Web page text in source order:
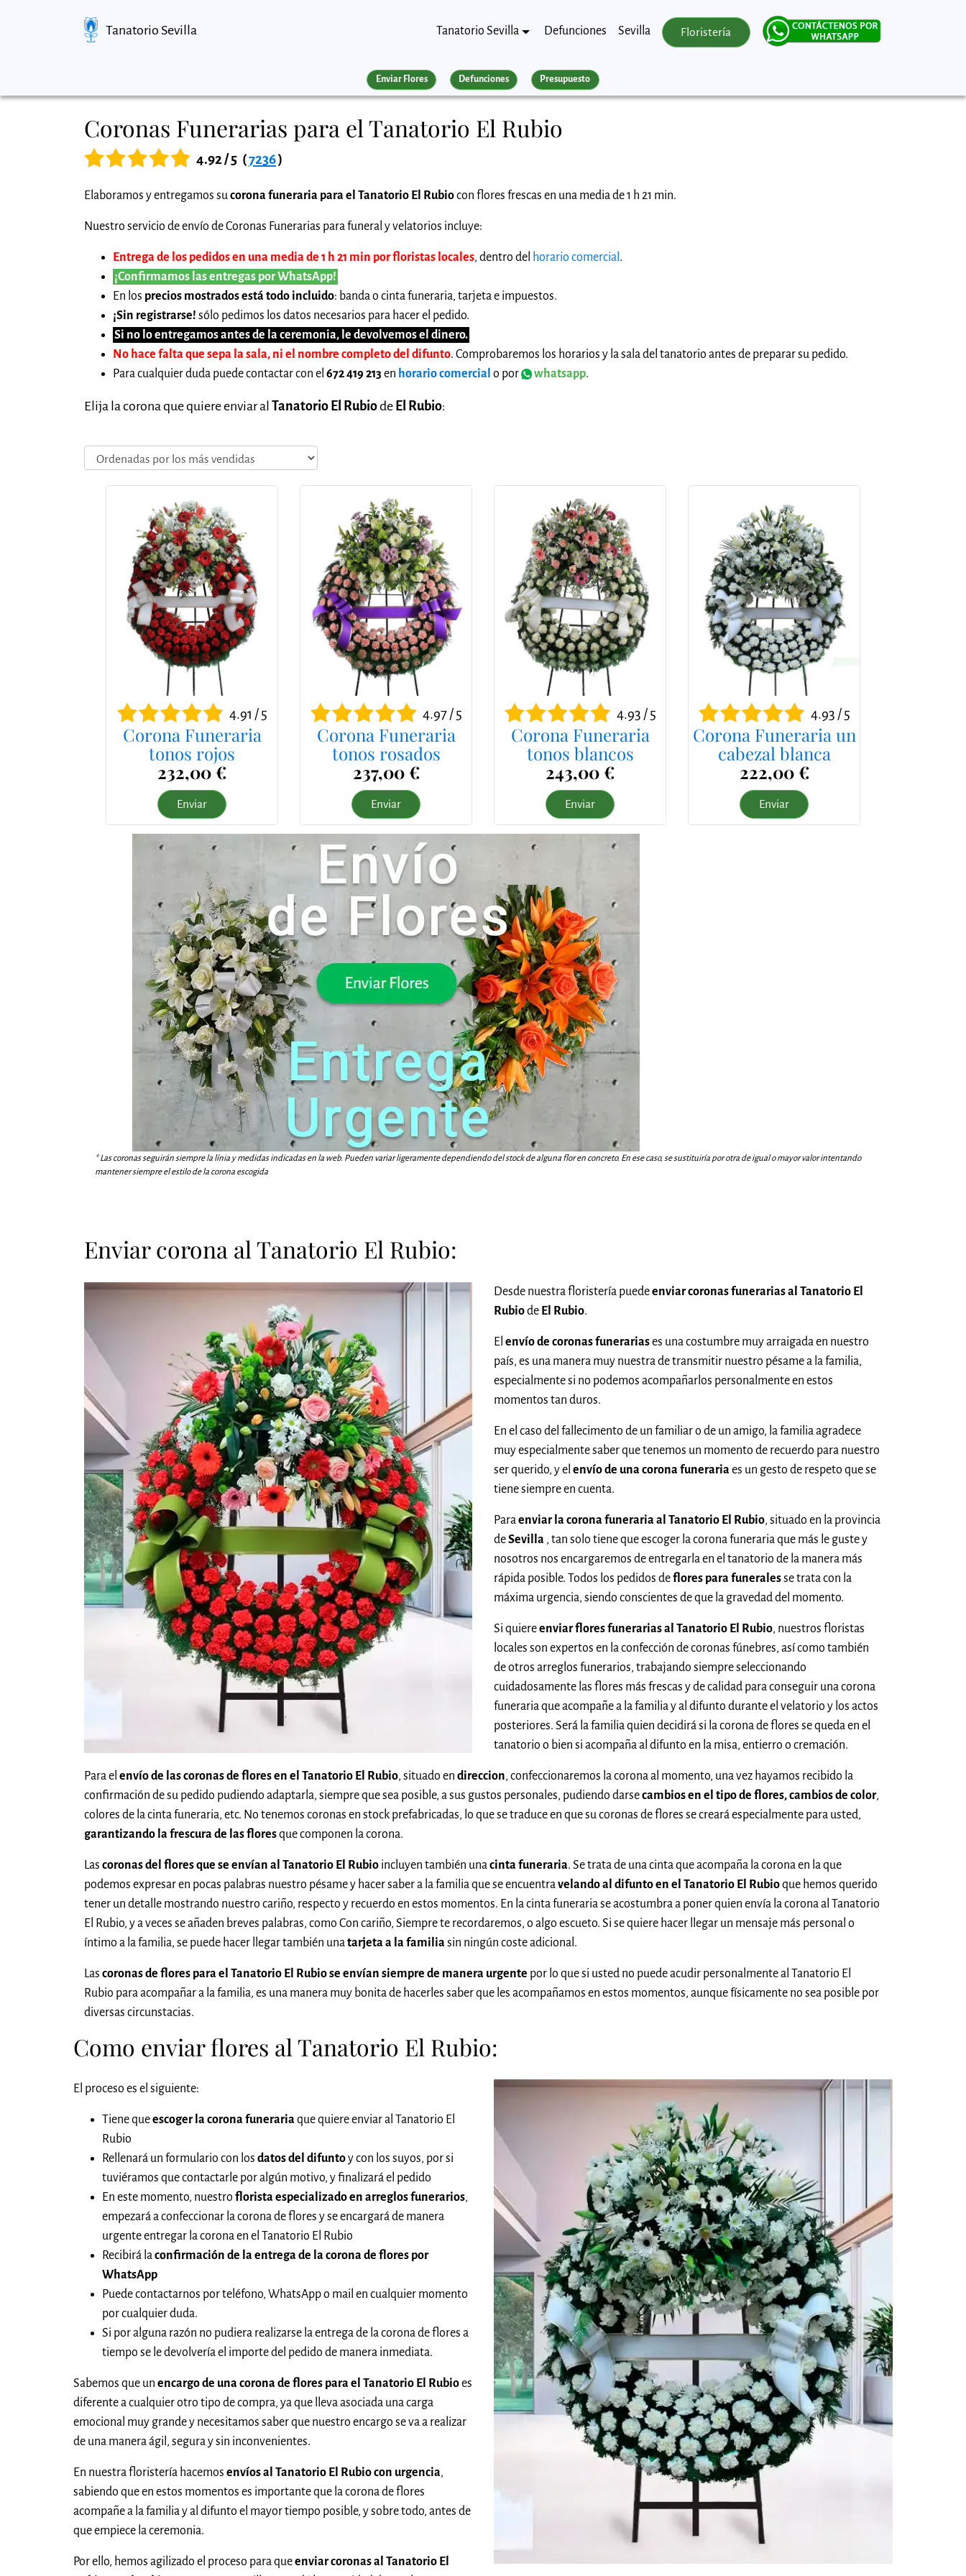
Tanatorio Sevilla Tanatorio Sevilla Defunciones Sevilla Floristería
Enviar Flores Defunciones Presupuesto
Coronas Funerarias para el Tanatorio El Rubio
4.92 / 5 (7236)
Elaboramos y entregamos sucorona funeraria para el Tanatorio El Rubiocon flores frescas en una media de 1 h 21 min.
Nuestro servicio de envío de Coronas Funerarias para funeral y velatorios incluye:
Entrega de los pedidos en una media de 1 h 21 min por floristas locales, dentro del horario comercial .
¡Confirmamos las entregas por WhatsApp!
En los precios mostrados está todo incluido: banda o cinta funeraria, tarjeta e impuestos.
¡Sin registrarse! sólo pedimos los datos necesarios para hacer el pedido.
Si no lo entregamos antes de la ceremonia, le devolvemos el dinero.
No hace falta que sepa la sala, ni el nombre completo del difunto. Comprobaremos los horarios y la sala del tanatorio antes de preparar su pedido.
Para cualquier duda puede contactar con el 672 419 213 en horario comercial o por whatsapp.
Elija la corona que quiere enviar al Tanatorio El Rubiode El Rubio:
4.91 / 5
Corona Funeraria
tonos rojos
232,00 €
Enviar
4.97 / 5
Corona Funeraria
tonos rosados
237,00 €
Enviar
4.93 / 5
Corona Funeraria
tonos blancos
243,00 €
Enviar
4.93 / 5
Corona Funeraria un
cabezal blanca
222,00 €
Enviar
* Las coronas seguirán siempre la línia y medidas indicadas en la web. Pueden variar ligeramente dependiendo del stock de alguna flor en concreto. En ese caso, se sustituiría por otra de igual o mayor valor intentando
mantener siempre el estilo de la corona escogida
Enviar corona al Tanatorio El Rubio:
Desde nuestra floristería puedeenviar coronas funerarias al Tanatorio El
Rubiode El Rubio.
El envío de coronas funerariases una costumbre muy arraigada en nuestro
país, es una manera muy nuestra de transmitir nuestro pésame a la familia,
especialmente si no podemos acompañarlos personalmente en estos
momentos tan duros.
En el caso del fallecimento de un familiar o de un amigo, la familia agradece
muy especialmente saber que tenemos un momento de recuerdo para nuestro
ser querido, y el envío de una corona funerariaes un gesto de respeto que se
tiene siempre en cuenta.
Paraenviar la corona funeraria al Tanatorio El Rubio, situado en la provincia
deSevilla , tan solo tiene que escoger la corona funeraria que más le guste y
nosotros nos encargaremos de entregarla en el tanatorio de la manera más
rápida posible. Todos los pedidos deflores para funeralesse trata con la
máxima urgencia, siendo conscientes de que la gravedad del momento.
Si quiereenviar flores funerarias al Tanatorio El Rubio, nuestros floristas
locales son expertos en la confección de coronas fúnebres, así como también
de otros arreglos funerarios, trabajando siempre seleccionando
cuidadosamente las flores más frescas y de calidad para conseguir una corona
funeraria que acompañe a la familia y al difunto durante el velatorio y los actos
posteriores. Será la familia quien decidirá si la corona de flores se queda en el
tanatorio o bien si acompaña al difunto en la misa, entierro o cremación.
Para el envío de las coronas de flores en el Tanatorio El Rubio, situado en direccion, confeccionaremos la corona al momento, una vez hayamos recibido la
confirmación de su pedido pudiendo adaptarla, siempre que sea posible, a sus gustos personales, pudiendo darsecambios en el tipo de flores, cambios de color,
colores de la cinta funeraria, etc. No tenemos coronas en stock prefabricadas, lo que se traduce en que su coronas de flores se creará especialmente para usted,
garantizando la frescura de las floresque componen la corona.
Las coronas del flores que se envían al Tanatorio El Rubio incluyen también unacinta funeraria. Se trata de una cinta que acompaña la corona en la que
podemos expresar en pocas palabras nuestro pésame y hacer saber a la familia que se encuentravelando al difunto en el Tanatorio El Rubioque hemos querido
tener un detalle mostrando nuestro cariño, respecto y recuerdo en estos momentos. En la cinta funeraria se acostumbra a poner quien envía la corona al Tanatorio
El Rubio, y a veces se añaden breves palabras, como Con cariño, Siempre te recordaremos, o algo escueto. Si se quiere hacer llegar un mensaje más personal o
íntimo a la familia, se puede hacer llegar también unatarjeta a la familiasin ningún coste adicional.
Las coronas de flores para el Tanatorio El Rubio se envían siempre de manera urgente por lo que si usted no puede acudir personalmente al Tanatorio El
Rubio para acompañar a la familia, es una manera muy bonita de hacerles saber que les acompañamos en estos momentos, aunque físicamente no sea posible por
diversas circunstacias.
Como enviar flores al Tanatorio El Rubio:
El proceso es el siguiente:
Tiene queescoger la corona funerariaque quiere enviar al Tanatorio El
Rubio
Rellenará un formulario con los datos del difuntoy con los suyos, por si
tuviéramos que contactarle por algún motivo, y finalizará el pedido
En este momento, nuestro florista especializado en arreglos funerarios,
empezará a confeccionar la corona de flores y se encargará de manera
urgente entregar la corona en el Tanatorio El Rubio
Recibirá laconfirmación de la entrega de la corona de flores por
WhatsApp
Puede contactarnos por teléfono, WhatsApp o mail en cualquier momento
por cualquier duda.
Si por alguna razón no pudiera realizarse la entrega de la corona de flores a
tiempo se le devolvería el importe del pedido de manera inmediata.
Sabemos que un encargo de una corona de flores para el Tanatorio El Rubioes
diferente a cualquier otro tipo de compra, ya que lleva asociada una carga
emocional muy grande y necesitamos saber que nuestro encargo se va a realizar
de una manera ágil, segura y sin inconvenientes.
En nuestra floristería hacemos envíos al Tanatorio El Rubio con urgencia,
sabiendo que en estos momentos es importante que la corona de flores
acompañe a la familia y al difunto el mayor tiempo posible, y sobre todo, antes de
que empiece la ceremonia.
Por ello, hemos agilizado el proceso para queenviar coronas al Tanatorio El